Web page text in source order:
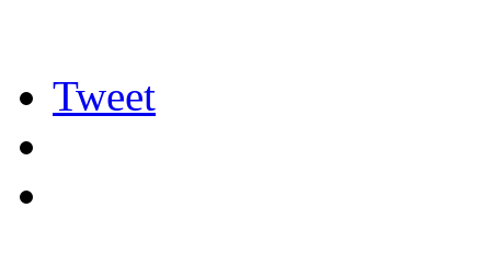
Tweet